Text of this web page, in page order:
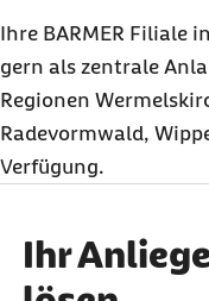
Ihre BARMER Filiale
gern als zentrale
Regionen
Radevormwald,
Verfügung.
Ihr